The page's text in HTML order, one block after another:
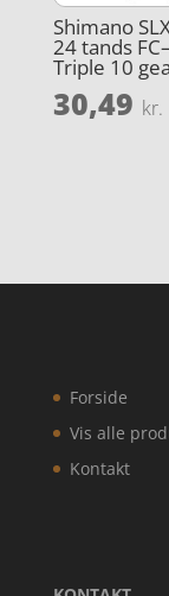
Shimano
24 tands
Triple 10
30,49 kr.
Forside
Vis alle
Kontakt